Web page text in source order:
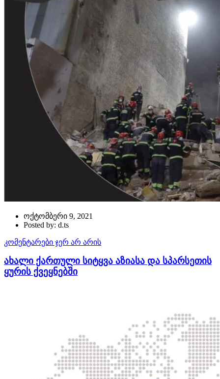
ოქტომბერი 9, 2021
Posted by: d.ts
კომენტარები ჯერ არ არის
ახალი ქართული სიტყვა აზიასა და სპარსეთის
ყურის ქვეყნებში